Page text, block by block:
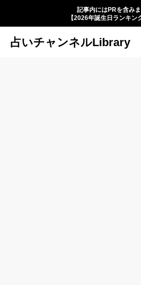
記事内にはPRを含みま
【2026年誕生日ランキン
占いチャンネルLibrary